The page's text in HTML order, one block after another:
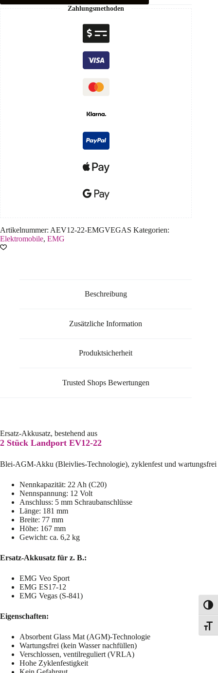
Zahlungsmethoden
Artikelnummer: AEV12-22-EMGVEGAS Kategorien:
Elektromobile, EMG
Beschreibung
Zusätzliche Information
Produktsicherheit
Trusted Shops Bewertungen
Ersatz-Akkusatz, bestehend aus
2 Stück Landport EV12-22
Blei-AGM-Akku (Bleivlies-Technologie), zyklenfest und wartungsfrei
Nennkapazität: 22 Ah (C20)
Nennspannung: 12 Volt
Anschluss: 5 mm Schraubanschlüsse
Länge: 181 mm
Breite: 77 mm
Höhe: 167 mm
Gewicht: ca. 6,2 kg
Ersatz-Akkusatz für z. B.:
EMG Veo Sport
EMG ES17-12
EMG Vegas (S-841)
Eigenschaften:
Absorbent Glass Mat (AGM)-Technologie
Wartungsfrei (kein Wasser nachfüllen)
Verschlossen, ventilreguliert (VRLA)
Hohe Zyklenfestigkeit